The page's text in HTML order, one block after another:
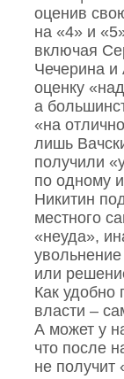
оценив
на «4» и
включая
Чечерина
оценку
а
«на
лишь
получили
по одному
Никитин
местного
«неуда»,
или
Как удобно
власти –
А может у
что после
не